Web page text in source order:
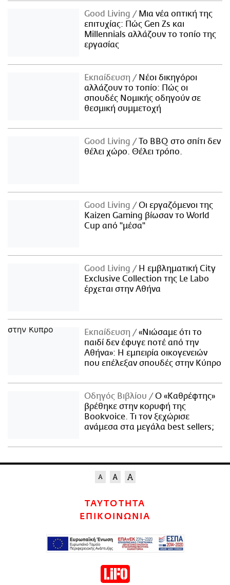
Good Living
Μια νέα οπτική της
επιτυχίας: Πώς Gen Zs και
Millennials αλλάζουν το τοπίο της
εργασίας
Εκπαίδευση
Νέοι δικηγόροι
αλλάζουν το τοπίο: Πώς οι
σπουδές Νομικής οδηγούν σε
θεσμική συμμετοχή
Good Living
Το BBQ στο σπίτι δεν
θέλει χώρο. Θέλει τρόπο.
Good Living
Οι εργαζόμενοι της
Kaizen Gaming βίωσαν το World
Cup από "μέσα"
Good Living
Η εμβληματική City
Exclusive Collection της Le Labo
έρχεται στην Αθήνα
Εκπαίδευση
«Νιώσαμε ότι το
παιδί δεν έφυγε ποτέ από την
Αθήνα»: Η εμπειρία οικογενειών
που επέλεξαν σπουδές στην Κύπρο
Οδηγός Βιβλίου
Ο «Καθρέφτης»
βρέθηκε στην κορυφή της
Bookvoice. Τι τον ξεχώρισε
ανάμεσα στα μεγάλα best sellers;
ΤΑΥΤΟΤΗΤΑ
ΕΠΙΚΟΙΝΩΝΙΑ